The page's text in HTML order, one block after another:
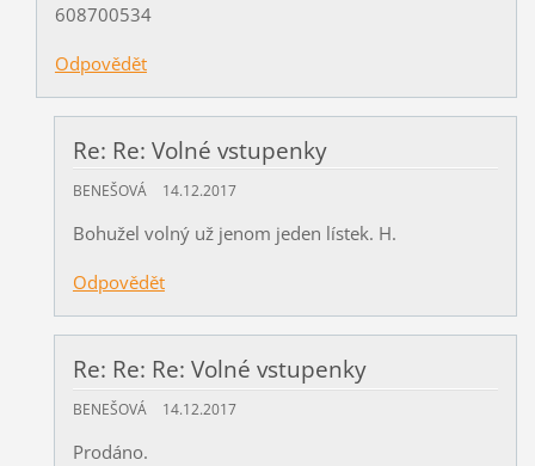
608700534
Odpovědět
Re: Re: Volné vstupenky
BENEŠOVÁ 14.12.2017
Bohužel volný už jenom jeden lístek. H.
Odpovědět
Re: Re: Re: Volné vstupenky
BENEŠOVÁ 14.12.2017
Prodáno.